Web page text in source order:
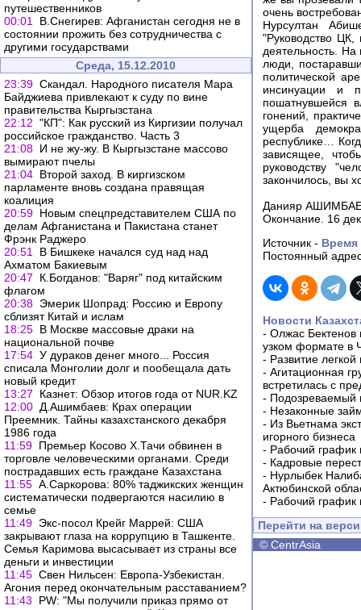
путешественников
00:01
В.Снегирев: Афганистан сегодня не в
состоянии прожить без сотрудничества с
другими государствами
Среда, 15.12.2010
23:39 Скандал. Народного писателя Мара
Байджиева привлекают к суду по вине
правительства Кыргызстана
22:12 "КП": Как русский из Киргизии получал
российское гражданство. Часть 3
21:08 И не жу-жу. В Кыргызстане массово
вымирают пчелы
21:04 Второй заход. В киргизском
парламенте вновь создана правящая
коалиция
20:59 Новым спецпредставителем США по
делам Афганистана и Пакистана станет
Фрэнк Раджеро
20:51
В Бишкеке начался суд над над
Ахматом Бакиевым
20:47
К.Богданов: "Варяг" под китайским
флагом
20:38 Эмерик Шопрад: Россию и Европу
сблизят Китай и ислам
18:25 В Москве массовые драки на
национальной почве
17:54 У дураков денег много... Россия
списала Монголии долг и пообещала дать
новый кредит
13:27
Казнет: Обзор итогов года от NUR.KZ
12:00 Д.Ашимбаев: Крах операции
Преемник. Тайны казахстанского декабря
1986 года
11:59 Премьер Косово Х.Тачи обвинен в
торговле человеческими органами. Среди
пострадавших есть граждане Казахстана
11:55 А.Саркорова: 80% таджикских женщин
систематически подвергаются насилию в
семье
11:49 Экс-посол Крейг Маррей: США
закрывают глаза на коррупцию в Ташкенте.
Семья Каримова высасывает из страны все
деньги и инвестиции
11:45 Свен Нильсен: Европа-Узбекистан.
Агония перед окончательным расставанием?
11:43
РW: "Мы получили приказ прямо от
очень
Нурсултан
"Руководство ЦК,
деятельность.
люди,
политической
инсинуации и
пошатнувшейся
гонений,
ущерба
республике…
зависящее,
руководству
закончилось, вы
Данияр
Окончание. 16
Источник - Время
Постоянный
Новости
- Олжас Бектенов
узком формате в
- Развитие
- Агитационная
встретилась с
- Подозреваемый
- Незаконные
- Из Вьетнама
игорного бизнеса
- Рабочий график
- Кадровые
- Нурлыбек
Актюбинской
- Рабочий график
Перейти на
© CentrAsia